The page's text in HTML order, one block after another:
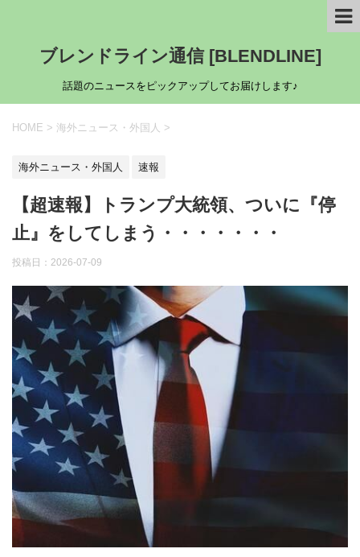
ブレンドライン通信 [BLENDLINE]
話題のニュースをピックアップしてお届けします♪
HOME > 海外ニュース・外国人 >
海外ニュース・外国人 速報
【超速報】トランプ大統領、ついに『停
止』をしてしまう・・・・・・・
投稿日： 2026-07-09